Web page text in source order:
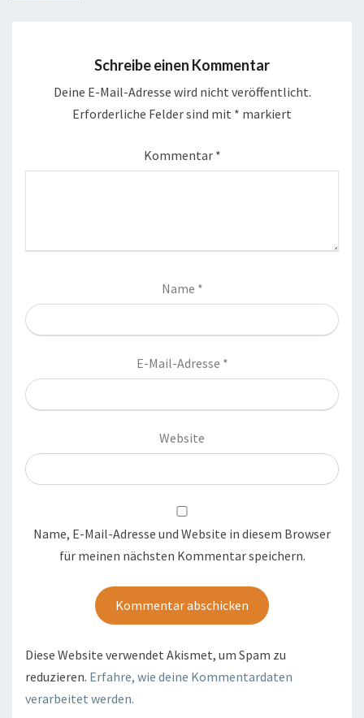
Schreibe einen Kommentar
Deine E-Mail-Adresse wird nicht veröffentlicht.
Erforderliche Felder sind mit * markiert
Kommentar *
Name *
E-Mail-Adresse *
Website
Name, E-Mail-Adresse und Website in diesem Browser
für meinen nächsten Kommentar speichern.
Diese Website verwendet Akismet, um Spam zu
reduzieren. Erfahre, wie deine Kommentardaten
verarbeitet werden.